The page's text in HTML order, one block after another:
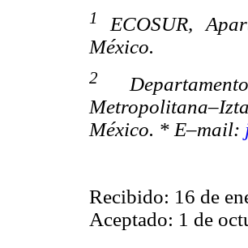
1 ECOSUR,
México.
2
México. * E–mail:
Recibido: 16 de
Aceptado: 1 de